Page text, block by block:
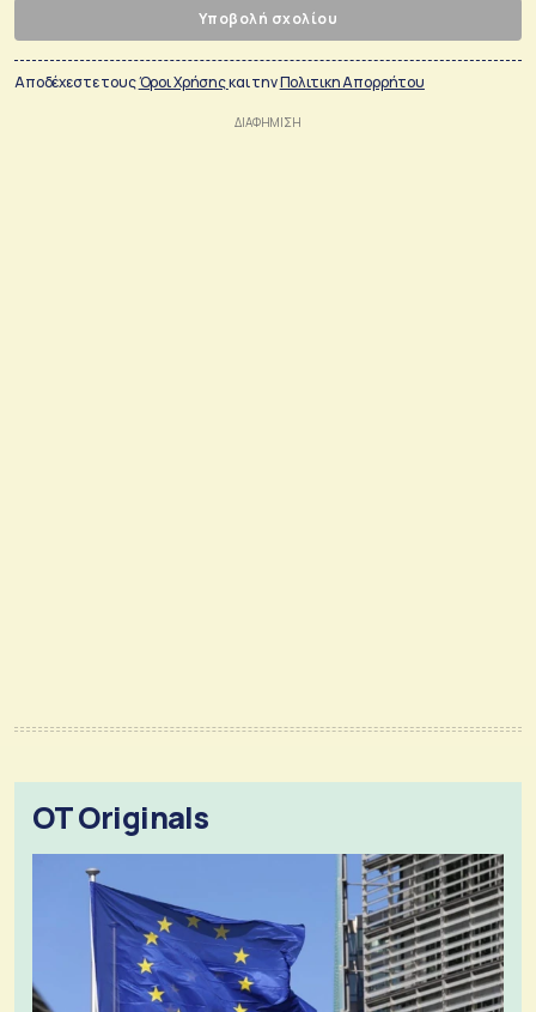
Υποβολή σχολίου
Αποδέχεστε τουςΌροι Χρήσηςκαι τηνΠολιτικη Απορρήτου
OT Originals